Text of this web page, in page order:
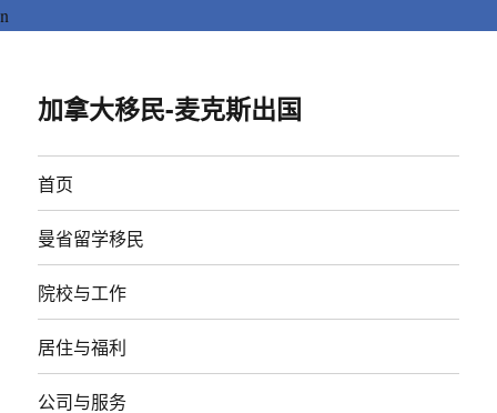
n
加拿大移民-麦克斯出国
首页
曼省留学移民
院校与工作
居住与福利
公司与服务